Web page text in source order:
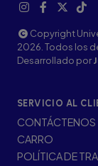
Copyright
2026. Todos los
Desarrollado por
SERVICIO AL
CONTÁCTENOS
CARRO
POLÍTICA DE